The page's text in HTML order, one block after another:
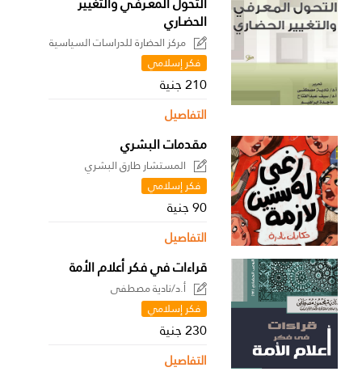
الحضـاري
مركز الحضارة للدراسات السياسية
فكر إسلامي
210 جنية
التفاصيل
مقدمات البشري
المستشار طارق البشري
فكر إسلامي
90 جنية
التفاصيل
قراءات في فكر أعلام الأمة
أ.د/نادية مصطفى
فكر إسلامي
230 جنية
التفاصيل